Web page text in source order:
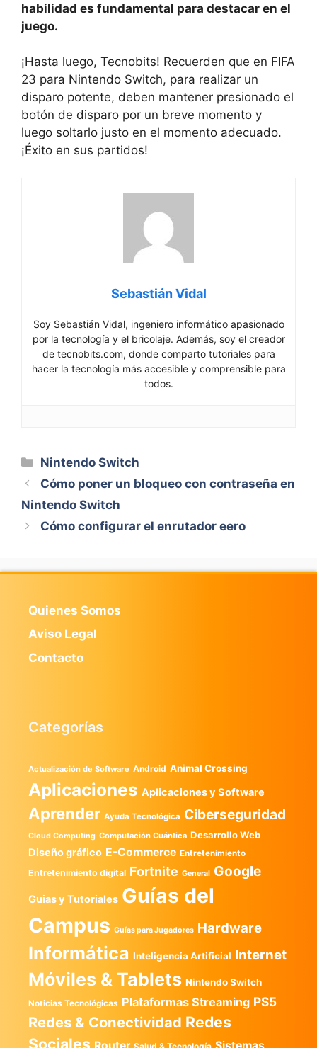
habilidad es fundamental para destacar en el
juego.
¡Hasta luego, Tecnobits! Recuerden que en FIFA
23 para Nintendo Switch, para realizar un
disparo potente, deben mantener presionado el
botón de disparo por un breve momento y
luego soltarlo justo en el momento adecuado.
¡Éxito en sus partidos!
Sebastián Vidal
Soy Sebastián Vidal, ingeniero informático apasionado
por la tecnología y el bricolaje. Además, soy el creador
de tecnobits.com, donde comparto tutoriales para
hacer la tecnología más accesible y comprensible para
todos.
Categorías
Nintendo Switch
Cómo poner un bloqueo con contraseña en
Nintendo Switch
Cómo configurar el enrutador eero
Quienes Somos
Aviso Legal
Contacto
Categorías
Actualización de Software Android Animal Crossing
Aplicaciones Aplicaciones y Software
Aprender Ayuda Tecnológica Ciberseguridad
Cloud Computing Computación Cuántica Desarrollo Web
Diseño gráfico E-Commerce Entretenimiento
Entretenimiento digital Fortnite General Google
Guias y Tutoriales Guías del
Campus Guías para Jugadores Hardware
Informática Inteligencia Artificial Internet
Móviles & Tablets Nintendo Switch
Noticias Tecnológicas Plataformas Streaming PS5
Redes & Conectividad Redes
Sociales Router Salud & Tecnología Sistemas